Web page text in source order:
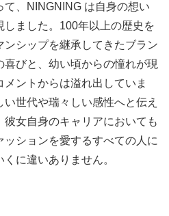
、NINGNING は自身の想い
しました。100年以上の歴史を
シップを継承してきたブラン
喜びと、幼い頃からの憧れが現
ントからは溢れ出していま
世代や瑞々しい感性へと伝え
女自身のキャリアにおいても
ションを愛するすべての人に
に違いありません。